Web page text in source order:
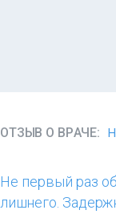
ОТЗЫВ О ВРАЧЕ:
Не первый раз
лишнего.